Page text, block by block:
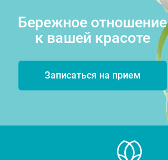
Бережное отношение
к вашей красоте
Записаться на прием